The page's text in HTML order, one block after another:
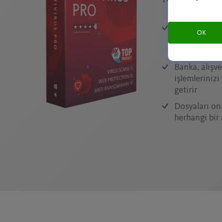
Yeni şantaj
Banka,
işlemlerinizi
getirir
Dosyaları
herhangi
OK